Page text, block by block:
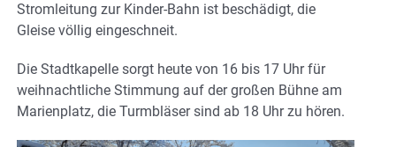
Stromleitung zur Kinder-Bahn ist beschädigt, die
Gleise völlig eingeschneit.
Die Stadtkapelle sorgt heute von 16 bis 17 Uhr für
weihnachtliche Stimmung auf der großen Bühne am
Marienplatz, die Turmbläser sind ab 18 Uhr zu hören.